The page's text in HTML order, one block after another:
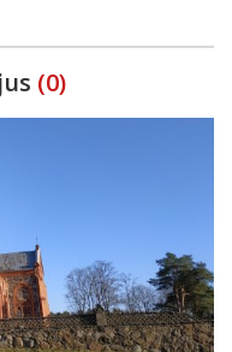
JUDESIO IR AZARTO
Išankstinė r
(0)